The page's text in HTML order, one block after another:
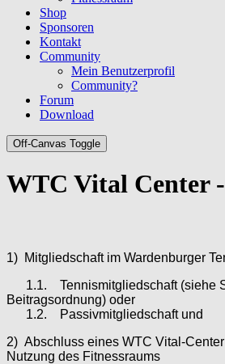
Shop
Sponsoren
Kontakt
Community
Mein Benutzerprofil
Community?
Forum
Download
Off-Canvas Toggle
WTC Vital Center
1) Mitgliedschaft im Wardenburger
1.1.
Tennismitgliedschaft (siehe
Beitragsordnung) oder
1.2.
Passivmitgliedschaft und
2) Abschluss eines WTC Vital-
Nutzung des Fitnessraums